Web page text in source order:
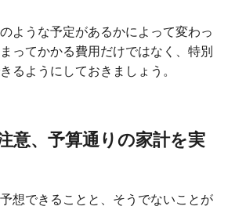
ような予定があるかによって変わっ
ってかかる費用だけではなく、特別
るようにしておきましょう。
意、予算通りの家計を実
想できることと、そうでないことが